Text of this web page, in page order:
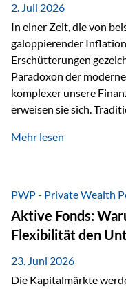
2. Juli 2026
In einer Zeit, die von
galoppierender
Erschütterungen
Paradoxon der
komplexer unsere
erweisen sie sich.
unumstößlich galten,
Nostalgie dar, sondern
klügste Antwort auf
und der richtige
Option mehr, sondern
Der massive Aufwand
Mehr lesen
PWP - Private Wealth
Aktive Fonds:
Flexibilität den
23. Juni 2026
Die Kapitalmärkte